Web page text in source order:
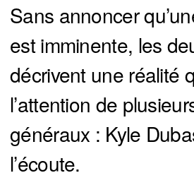
Sans annoncer
est imminente, les
décrivent une réalité
l’attention de
généraux : Kyle
l’écoute.